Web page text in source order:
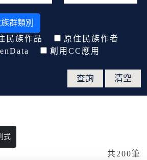
群類別
民族作品
原住民族作者
創用CC應用
共200筆